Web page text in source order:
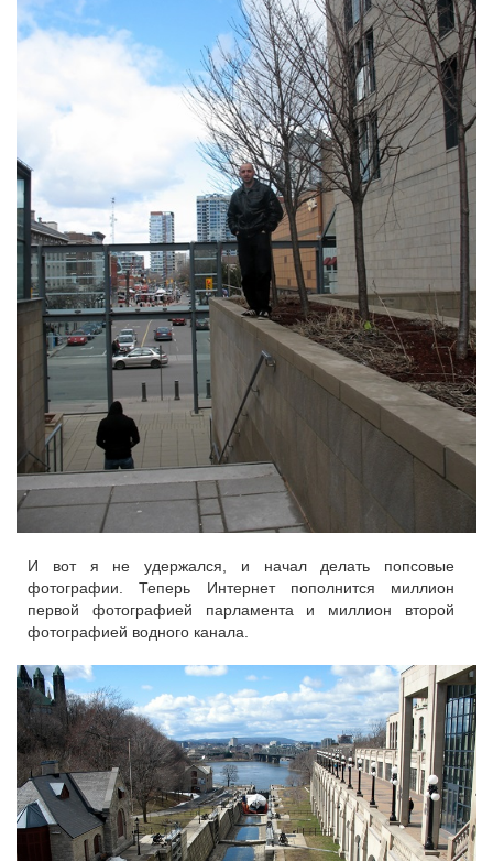
И вот я не удержался, и начал делать попсовые
фотографии. Теперь Интернет пополнится миллион
первой фотографией парламента и миллион второй
фотографией водного канала.